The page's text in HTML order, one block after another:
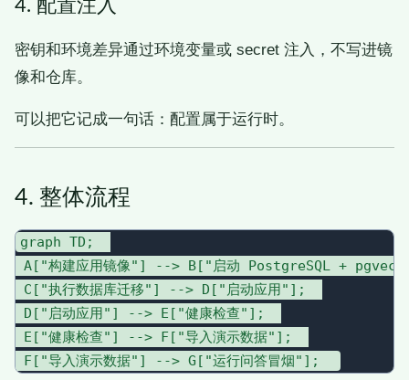
4. 配置注入
密钥和环境差异通过环境变量或 secret 注入，不写进镜
像和仓库。
可以把它记成一句话：配置属于运行时。
4. 整体流程
graph TD;
A["构建应用镜像"] --> B["启动 PostgreSQL +
C["执行数据库迁移"] --> D["启动应用"];
D["启动应用"] --> E["健康检查"];
E["健康检查"] --> F["导入演示数据"];